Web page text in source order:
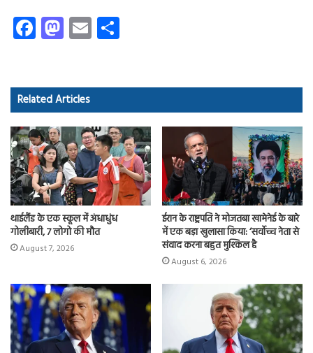
Fa
ce
o
ok
M
as
d
o
n
E
m
Related Articles
थाईलैंड के एक स्कूल में अंधाधुंध
गोलीबारी, 7 लोगो की मौत
August 7, 2026
ईरान के राष्ट्रपति ने मोजतबा खामेनेई के बारे
में एक बड़ा खुलासा किया: ‘सर्वोच्च नेता से
संवाद करना बहुत मुश्किल है
August 6, 2026